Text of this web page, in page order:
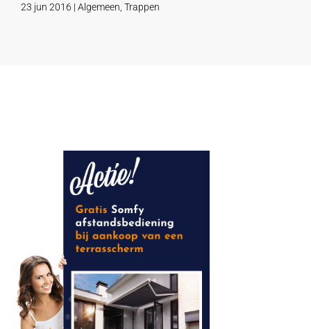
23 jun 2016 | Algemeen Trappen